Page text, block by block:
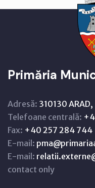
Primăria
Adresă: 310130
Telefoane centrală:
Fax: +40 257 284 744
E-mail:
E-mail:
contact only